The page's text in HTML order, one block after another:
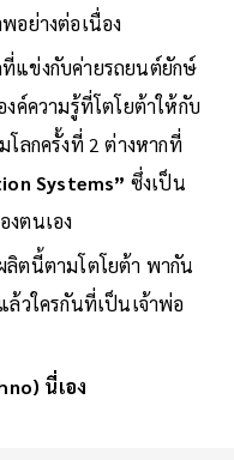
อย่างต่อเนื่อง
แข่งกับค่ายรถยนต์ยักษ์
ค์ความรู้ที่โตโยต้าให้กับ
โลกครั้งที่ 2 ต่างหากที่
Systems” ซึ่งเป็น
ตนเอง
ลิตนี้ตามโตโยต้า พากัน
ล้วใครกันที่เป็นเจ้าพ่อ
นี่เอง